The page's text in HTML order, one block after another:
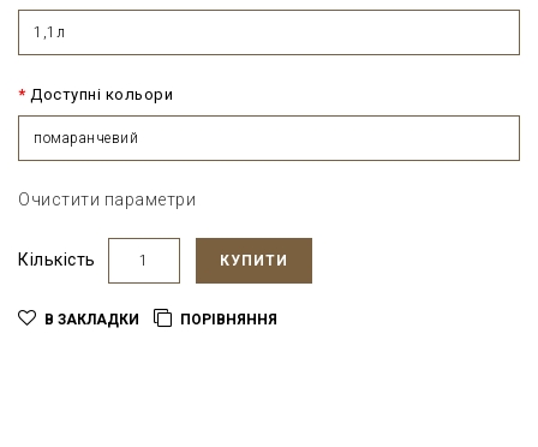
1,1л
Доступні кольори
помаранчевий
Очистити параметри
Кількість КУПИТИ
В ЗАКЛАДКИ ПОРІВНЯННЯ